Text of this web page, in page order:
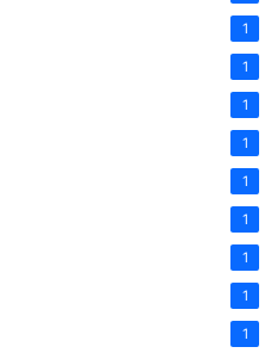
1
1
1
1
1
1
1
1
1